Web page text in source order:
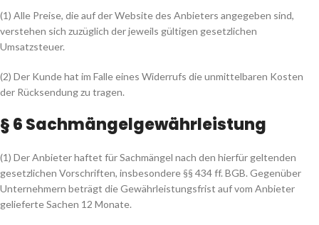
(1) Alle Preise, die auf der Website des Anbieters angegeben sind,
verstehen sich zuzüglich der jeweils gültigen gesetzlichen
Umsatzsteuer.
(2) Der Kunde hat im Falle eines Widerrufs die unmittelbaren Kosten
der Rücksendung zu tragen.
§ 6 Sachmängelgewährleistung
(1) Der Anbieter haftet für Sachmängel nach den hierfür geltenden
gesetzlichen Vorschriften, insbesondere §§ 434 ff. BGB. Gegenüber
Unternehmern beträgt die Gewährleistungsfrist auf vom Anbieter
gelieferte Sachen 12 Monate.